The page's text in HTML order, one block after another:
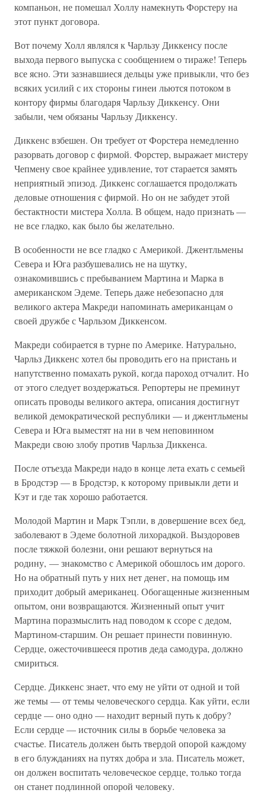
компаньон, не помешал Холлу намекнуть Форстеру на
этот пункт договора.
Вот почему Холл являлся к Чарльзу Диккенсу после
выхода первого выпуска с сообщением о тираже! Теперь
все ясно. Эти зазнавшиеся дельцы уже привыкли, что без
всяких усилий с их стороны гинеи льются потоком в
контору фирмы благодаря Чарльзу Диккенсу. Они
забыли, чем обязаны Чарльзу Диккенсу.
Диккенс взбешен. Он требует от Форстера немедленно
разорвать договор с фирмой. Форстер, выражает мистеру
Чепмену свое крайнее удивление, тот старается замять
неприятный эпизод. Диккенс соглашается продолжать
деловые отношения с фирмой. Но он не забудет этой
бестактности мистера Холла. В общем, надо признать —
не все гладко, как было бы желательно.
В особенности не все гладко с Америкой. Джентльмены
Севера и Юга разбушевались не на шутку,
ознакомившись с пребыванием Мартина и Марка в
американском Эдеме. Теперь даже небезопасно для
великого актера Макреди напоминать американцам о
своей дружбе с Чарльзом Диккенсом.
Макреди собирается в турне по Америке. Натурально,
Чарльз Диккенс хотел бы проводить его на пристань и
напутственно помахать рукой, когда пароход отчалит. Но
от этого следует воздержаться. Репортеры не преминут
описать проводы великого актера, описания достигнут
великой демократической республики — и джентльмены
Севера и Юга выместят на ни в чем неповинном
Макреди свою злобу против Чарльза Диккенса.
После отъезда Макреди надо в конце лета ехать с семьей
в Бродстэр — в Бродстэр, к которому привыкли дети и
Кэт и где так хорошо работается.
Молодой Мартин и Марк Тэпли, в довершение всех бед,
заболевают в Эдеме болотной лихорадкой. Выздоровев
после тяжкой болезни, они решают вернуться на
родину, — знакомство с Америкой обошлось им дорого.
Но на обратный путь у них нет денег, на помощь им
приходит добрый американец. Обогащенные жизненным
опытом, они возвращаются. Жизненный опыт учит
Мартина поразмыслить над поводом к ссоре с дедом,
Мартином-старшим. Он решает принести повинную.
Сердце, ожесточившееся против деда самодура, должно
смириться.
Сердце. Диккенс знает, что ему не уйти от одной и той
же темы — от темы человеческого сердца. Как уйти, если
сердце — оно одно — находит верный путь к добру?
Если сердце — источник силы в борьбе человека за
счастье. Писатель должен быть твердой опорой каждому
в его блужданиях на путях добра и зла. Писатель может,
он должен воспитать человеческое сердце, только тогда
он станет подлинной опорой человеку.